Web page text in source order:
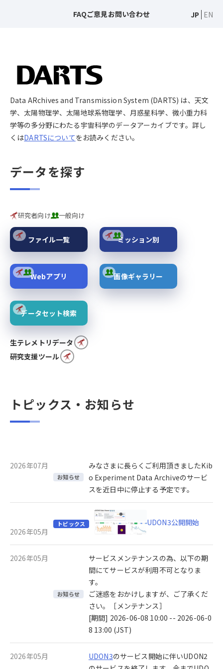
FAQご意見お問い合わせ JP EN
Data ARchives and Transmission System (DARTS) は、天文
学、太陽物理学、太陽地球系物理学、月惑星科学、微小重力科
学等の多分野にわたる宇宙科学のデータアーカイブです。詳し
くはDARTSについてをお読みください。
データを探す
研究者向け 一般向け
ファイル一覧 ミッション別
Webアプリ 画像ギャラリー
データセット検索
生テレメトリデータ
研究支援ツール
トピックス・お知らせ
2026年07月
お知らせ
みなさまに長らくご利用頂きましたKib
o Experiment Data Archiveのサービ
スを近日中に停止する予定です。
2026年05月
トピックス UDON3公開開始
2026年05月
お知らせ
サービスメンテナンスの為、以下の期
間にてサービスが利用不可となりま
す。
ご迷惑をおかけしますが、ご了承くだ
さい。［メンテナンス］
[期間] 2026-06-08 10:00 -- 2026-06-0
8 13:00 (JST)
2026年05月 UDON3のサービス開始に伴いUDON2